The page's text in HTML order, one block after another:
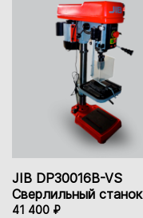
JIB DP30016B-VS
Сверлильный станок
41 400 ₽